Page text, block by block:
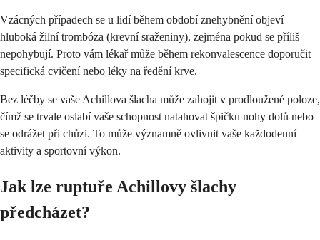
Vzácných případech se u lidí během období znehybnění objeví
hluboká žilní trombóza (krevní sraženiny), zejména pokud se příliš
nepohybují. Proto vám lékař může během rekonvalescence doporučit
specifická cvičení nebo léky na ředění krve.
Bez léčby se vaše Achillova šlacha může zahojit v prodloužené poloze,
čímž se trvale oslabí vaše schopnost natahovat špičku nohy dolů nebo
se odrážet při chůzi. To může významně ovlivnit vaše každodenní
aktivity a sportovní výkon.
Jak lze ruptuře Achillovy šlachy
předcházet?